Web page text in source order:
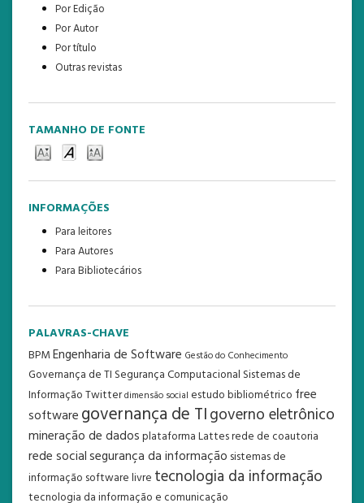
Por Edição
Por Autor
Por título
Outras revistas
TAMANHO DE FONTE
INFORMAÇÕES
Para leitores
Para Autores
Para Bibliotecários
PALAVRAS-CHAVE
BPMEngenharia de Software Gestão do Conhecimento
Governança de TI Segurança Computacional Sistemas de
InformaçãoTwitterdimensão social estudo bibliométrico free
software governança de TIgoverno eletrônico
mineração de dadosplataforma Lattesrede de coautoria
rede socialsegurança da informação sistemas de
informação software livre tecnologia da informação
tecnologia da informação e comunicação